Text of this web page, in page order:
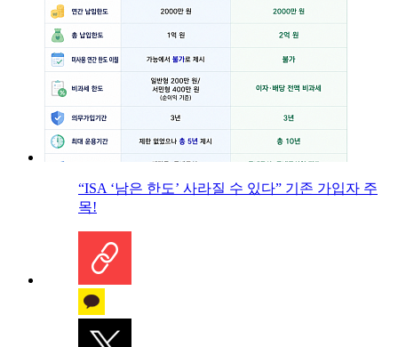
“ISA ‘남은 한도’ 사라질 수 있다” 기존 가입자 주
목!